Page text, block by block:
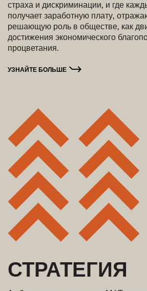
страха и дискриминации, и где
получает заработную плату,
решающую роль в обществе, как
достижения экономического
процветания.
УЗНАЙТЕ БОЛЬШЕ
СТРАТЕГИЯ